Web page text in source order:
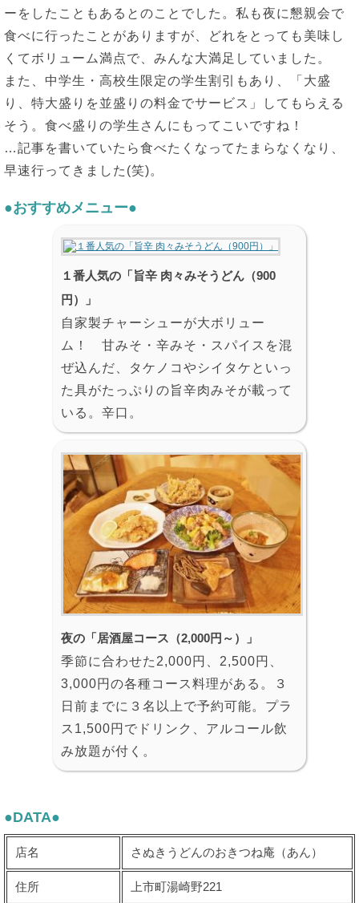
ーをしたこともあるとのことでした。私も夜に懇親会で
食べに行ったことがありますが、どれをとっても美味し
くてボリューム満点で、みんな大満足していました。
また、中学生・高校生限定の学生割引もあり、「大盛
り、特大盛りを並盛りの料金でサービス」してもらえる
そう。食べ盛りの学生さんにもってこいですね！
…記事を書いていたら食べたくなってたまらなくなり、
早速行ってきました(笑)。
●おすすめメニュー●
１番人気の「旨辛 肉々みそうどん（900
円）」
自家製チャーシューが大ボリュー
ム！ 甘みそ・辛みそ・スパイスを混
ぜ込んだ、タケノコやシイタケといっ
た具がたっぷりの旨辛肉みそが載って
いる。辛口。
夜の「居酒屋コース（2,000円～）」
季節に合わせた2,000円、2,500円、
3,000円の各種コース料理がある。３
日前までに３名以上で予約可能。プラ
ス1,500円でドリンク、アルコール飲
み放題が付く。
●DATA●
店名 さぬきうどんのおきつね庵（あん）
住所 上市町湯崎野221